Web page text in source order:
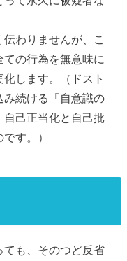
わりませんが、こ
の行為を無意味に
します。（ドスト
み続ける「自意識の
己正当化と自己批
す。）
ても、そのつど反省